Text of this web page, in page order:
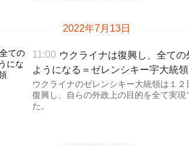
2022年7月13日
11:00 ウクライナは復興し、全て
ようになる＝ゼレンシキー宇大統領
ウクライナのゼレンシキー大統領は１２
復興し、自らの外政上の目的を全て実
た。